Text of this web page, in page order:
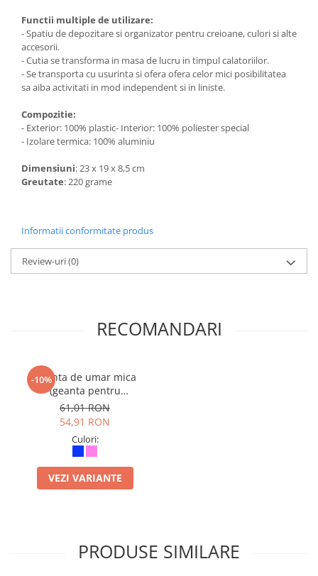
Functii multiple de utilizare:
- Spatiu de depozitare si organizator pentru creioane, culori si alte
accesorii.
- Cutia se transforma in masa de lucru in timpul calatoriilor.
- Se transporta cu usurinta si ofera ofera celor mici posibilitatea
sa aiba activitati in mod independent si in liniste.
Compozitie:
- Exterior: 100% plastic- Interior: 100% poliester special
- Izolare termica: 100% aluminiu
Dimensiuni: 23 x 19 x 8,5 cm
Greutate: 220 grame
Informatii conformitate produs
Review-uri(0)
RECOMANDARI
-10%
Geanta de umar mica
(geanta pentru
gustare)Travelite– Eroii
Orasului
61,01 RON
54,91 RON
Culori:
VEZI VARIANTE
PRODUSE SIMILARE